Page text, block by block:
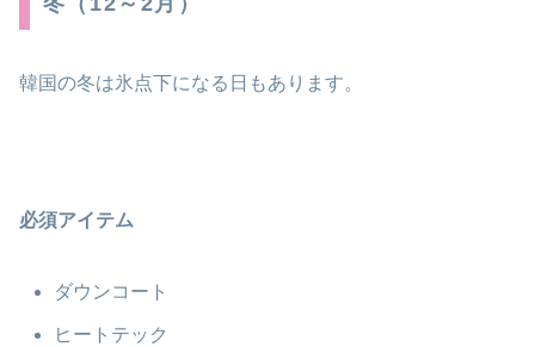
韓国の冬は氷点下になる日もあります。
必須アイテム
ダウンコート
ヒートテック